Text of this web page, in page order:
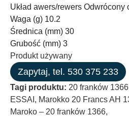
Układ awers/rewers Odwrócony
Waga (g) 10.2
Średnica (mm) 30
Grubość (mm) 3
Produkt używany
Zapytaj, tel. 530 375 233
Tagi produktu: 20 franków
ESSAI , Marokko 20 Francs AH
Maroko – 20 franków 1366,